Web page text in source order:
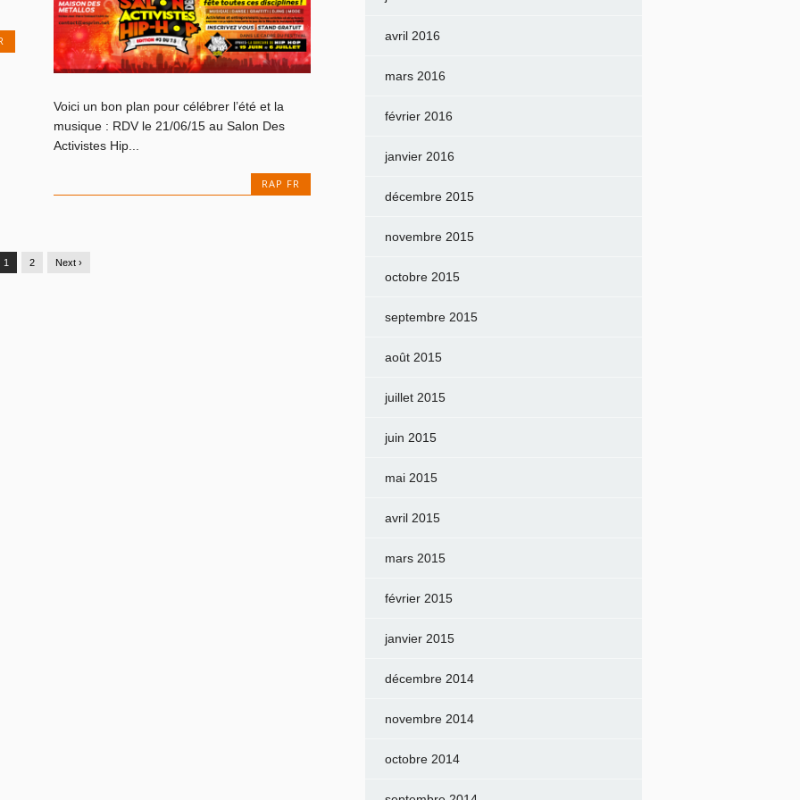
Voici un bon plan pour célébrer l’été et la
musique : RDV le 21/06/15 au Salon Des
Activistes Hip...
RAP FR
1 2 Next ›
avril 2016
mars 2016
février 2016
janvier 2016
décembre 2015
novembre 2015
octobre 2015
septembre 2015
août 2015
juillet 2015
juin 2015
mai 2015
avril 2015
mars 2015
février 2015
janvier 2015
décembre 2014
novembre 2014
octobre 2014